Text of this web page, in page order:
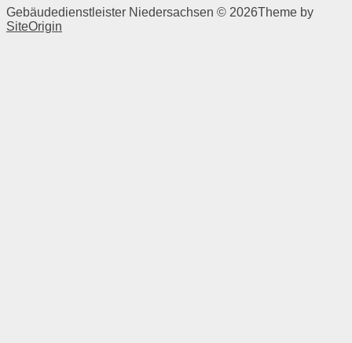
Gebäudedienstleister Niedersachsen © 2026Theme by
SiteOrigin